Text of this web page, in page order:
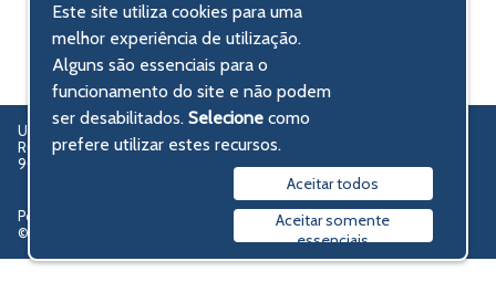
UFCSPA – Universidade Federal de Ciências da Saúde de Porto Alegre
Rua Sarmento Leite, 245 - Centro Histórico
90050-170 Porto Alegre, RS, Brasil
Política de privacidade
© 2009-2026 UFCSPA
Este site utiliza cookies para uma
melhor experiência de utilização.
Alguns são essenciais para o
funcionamento do site e não podem
ser desabilitados.Selecionecomo
prefere utilizar estes recursos.
Aceitar todos
Aceitar somente
essenciais